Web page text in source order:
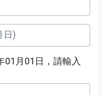
01月01日，請輸入